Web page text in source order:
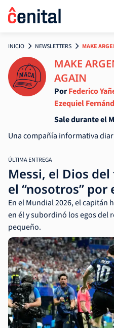
INICIO NEWSLETTERS MAKE
MAKE
AGAIN
PorFederico
Ezequiel
Sale durante el
Una compañía informativa
ÚLTIMA ENTREGA
Messi, el Dios
el “nosotros” por
En el Mundial 2026, el
en él y subordinó los egos del
pequeño.